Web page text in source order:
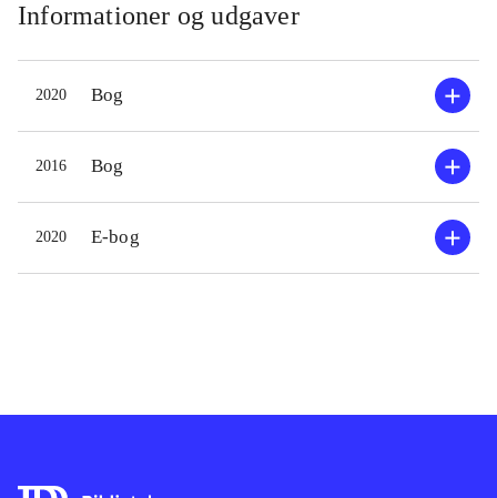
Informationer og udgaver
2020 Bog
2016 Bog
2020 E-bog